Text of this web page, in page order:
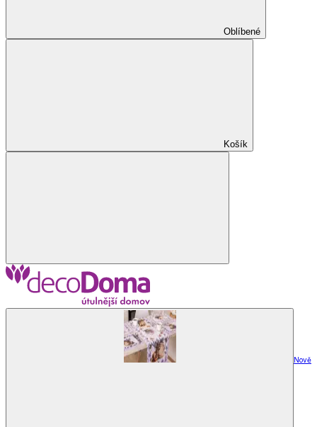
Oblíbené
Košík
Nově